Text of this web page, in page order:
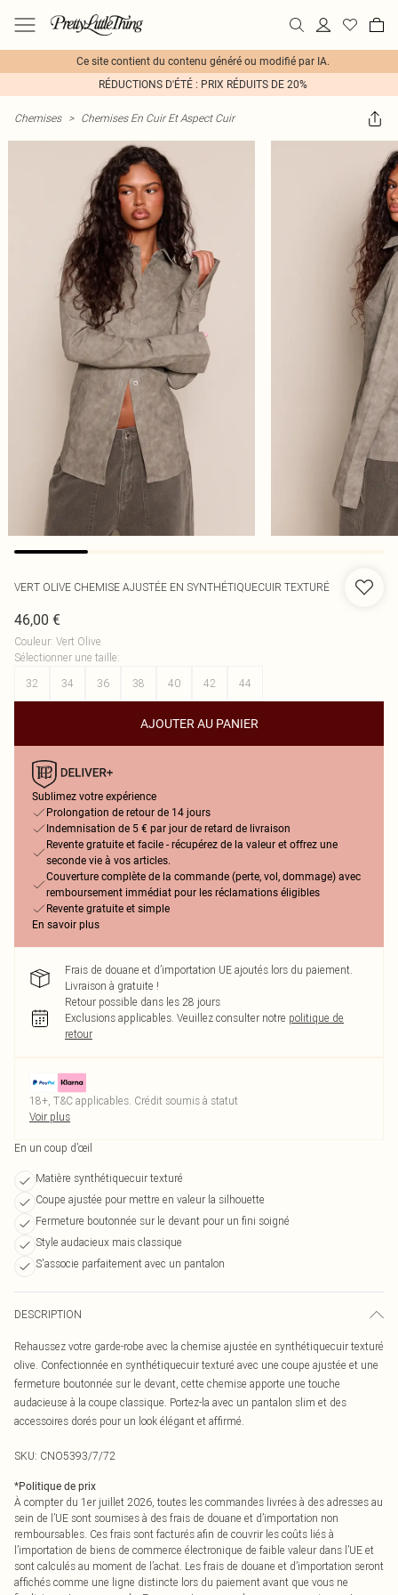
Ce site contient du contenu généré ou modifié par IA.
RÉDUCTIONS D'ÉTÉ : PRIX RÉDUITS DE 20%
Chemises > Chemises En Cuir Et Aspect Cuir
VERT OLIVE CHEMISE AJUSTÉE EN SYNTHÉTIQUECUIR TEXTURÉ
46,00 €
Couleur: Vert Olive
Sélectionner une taille:
32
34 36 38 40 42 44
AJOUTER AU PANIER
Sublimez votre expérience
Prolongation de retour de 14 jours
Indemnisation de 5 € par jour de retard de livraison
Revente gratuite et facile - récupérez de la valeur et offrez une
seconde vie à vos articles.
Couverture complète de la commande (perte, vol, dommage) avec
remboursement immédiat pour les réclamations éligibles
Revente gratuite et simple
En savoir plus
Frais de douane et d’importation UE ajoutés lors du paiement.
Livraison à gratuite !
Retour possible dans les 28 jours
Exclusions applicables. Veuillez consulter notre politique de
retour
18+, T&C applicables. Crédit soumis à statut
Voir plus
En un coup d’œil
Matière synthétiquecuir texturé
Coupe ajustée pour mettre en valeur la silhouette
Fermeture boutonnée sur le devant pour un fini soigné
Style audacieux mais classique
S'associe parfaitement avec un pantalon
DESCRIPTION
Rehaussez votre garde-robe avec la chemise ajustée en synthétiquecuir texturé
olive. Confectionnée en synthétiquecuir texturé avec une coupe ajustée et une
fermeture boutonnée sur le devant, cette chemise apporte une touche
audacieuse à la coupe classique. Portez-la avec un pantalon slim et des
accessoires dorés pour un look élégant et affirmé.
SKU: CNO5393/7/72
*Politique de prix
À compter du 1er juillet 2026, toutes les commandes livrées à des adresses au
sein de l’UE sont soumises à des frais de douane et d’importation non
remboursables. Ces frais sont facturés afin de couvrir les coûts liés à
l’importation de biens de commerce électronique de faible valeur dans l’UE et
sont calculés au moment de l’achat. Les frais de douane et d’importation seront
affichés comme une ligne distincte lors du paiement avant que vous ne